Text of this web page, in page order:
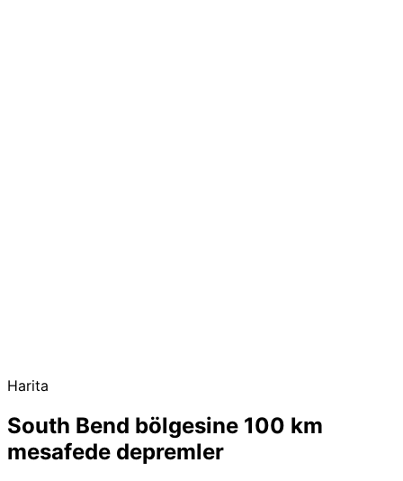
Harita
South Bend bölgesine 100 km
mesafede depremler